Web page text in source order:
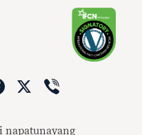
Facebook
X
napatunayang